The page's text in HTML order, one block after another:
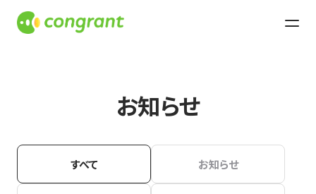
お知らせ
すべて お知らせ